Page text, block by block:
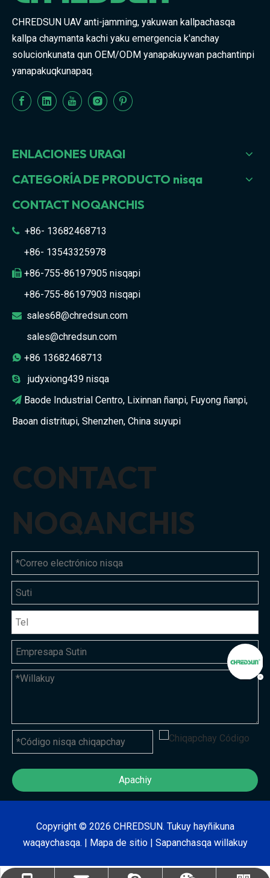
CHREDSUN UAV anti-jamming, yakuwan kallpachasqa
kallpa chaymanta kachi yaku emergencia k'anchay
solucionkunata qun OEM/ODM yanapakuywan pachantinpi
yanapakuqkunapaq.
ENLACIONES URAQI
CATEGORÍA DE PRODUCTO nisqa
CONTACT NOQANCHIS
 +86- 13682468713
+86- 13543325978
 +86-755-86197905 nisqapi
+86-755-86197903 nisqapi
 sales68@chredsun.com
sales@chredsun.com
 +86 13682468713
 judyxiong439 nisqa
 Baode Industrial Centro, Lixinnan ñanpi, Fuyong ñanpi,
Baoan distritupi, Shenzhen, China suyupi
CONTACT
NOQANCHIS
Apachiy
Copyright © 2026 CHREDSUN. Tukuy hayñikuna
waqaychasqa. | Mapa de sitio| Sapanchasqa willakuy